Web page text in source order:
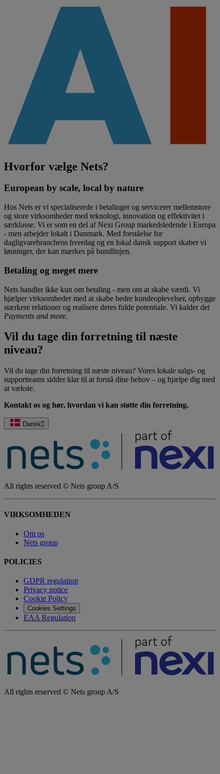
Hvorfor vælge Nets?
European by scale, local by nature
Hos Nets er vi specialiserede i betalinger og servicerer mellemstore
og store virksomheder med teknologi, innovation og effektivitet i
særklasse. Vi er som en del af Nexi Group markedsledende i Europa
- men arbejder lokalt i Danmark. Med forståelse for
dagligvarebranchens hverdag og en lokal dansk support skaber vi
løsninger, der kan mærkes på bundlinjen.
Betaling og meget mere
Nets handler ikke kun om betaling - men om at skabe værdi. Vi
hjælper virksomheder med at skabe bedre kundeoplevelser, opbygge
stærkere relationer og realisere deres fulde potentiale. Vi kalder det
Payments and more.
Vil du tage din forretning til næste
niveau?
Vil du tage din forretning til næste niveau? Vores lokale salgs- og
supportteams sidder klar til at forstå dine behov – og hjælpe dig med
at vækste.
Kontakt os og hør, hvordan vi kan støtte din forretning.
Dansk
All rights reserved © Nets group A/S
VIRKSOMHEDEN
Om os
Nets group
POLICIES
GDPR regulation
Privacy notice
Cookie Policy
Cookies Settings
EAA Regulation
All rights reserved © Nets group A/S